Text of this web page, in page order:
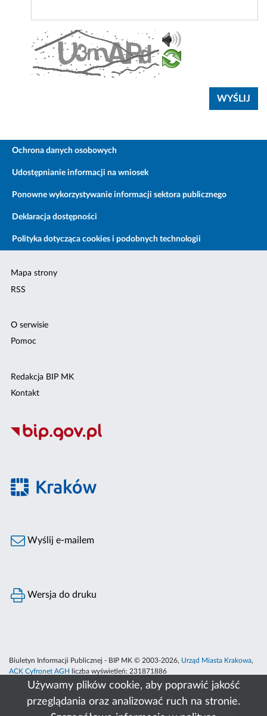
Używamy plików cookie, aby poprawić jakość
przeglądania oraz analizować ruch na stronie.
Ochrona danych osobowych
Udostępnianie informacji na wniosek
Ponowne wykorzystywanie informacji sektora publicznego
Deklaracja dostępności
Polityka dotycząca cookies i podobnych technologii
Mapa strony
RSS
O serwisie
Pomoc
Redakcja BIP MK
Kontakt
Wyślij e-mailem
Wersja do druku
Biuletyn Informacji Publicznej - BIP MK © 2003-2026, Urząd Miasta Krakowa,
ACK Cyfronet AGH
liczba wyświetleń: 231871886